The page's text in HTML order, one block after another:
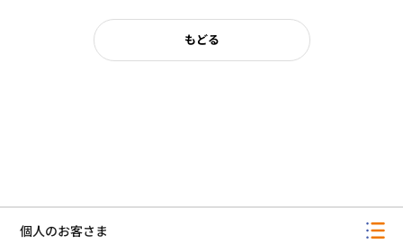
もどる
個人のお客さま